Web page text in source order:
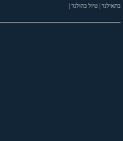
בתאילנד| טיול בהולנד |